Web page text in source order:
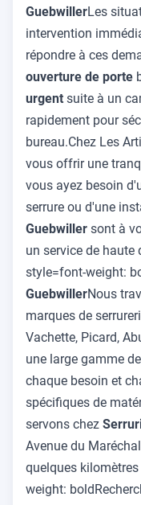
GuebwillerLes
intervention
répondre à ces
ouverture de porte
urgent suite à un
rapidement pour
bureau.Chez Les
vous offrir une
vous ayez besoin
serrure ou d'une
Guebwiller sont à
un service de
style=font-weight:
GuebwillerNous
marques de
Vachette, Picard,
une large gamme
chaque besoin et
spécifiques de
servons chez
Avenue du
quelques kilomètres
weight: